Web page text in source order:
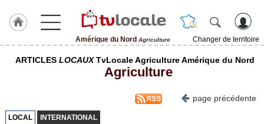
Amérique du Nord Agriculture
Changer de territoire
J'adhère
du
Nord
ARTICLES LOCAUXTvLocale Agriculture Amérique du Nord
Agriculture
page précédente
LOCAL INTERNATIONAL